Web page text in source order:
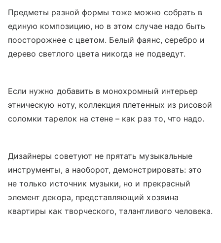
Предметы разной формы тоже можно собрать в
единую композицию, но в этом случае надо быть
поосторожнее с цветом. Белый фаянс, серебро и
дерево светлого цвета никогда не подведут.
Если нужно добавить в монохромный интерьер
этническую ноту, коллекция плетенных из рисовой
соломки тарелок на стене – как раз то, что надо.
Дизайнеры советуют не прятать музыкальные
инструменты, а наоборот, демонстрировать: это
не только источник музыки, но и прекрасный
элемент декора, представляющий хозяина
квартиры как творческого, талантливого человека.